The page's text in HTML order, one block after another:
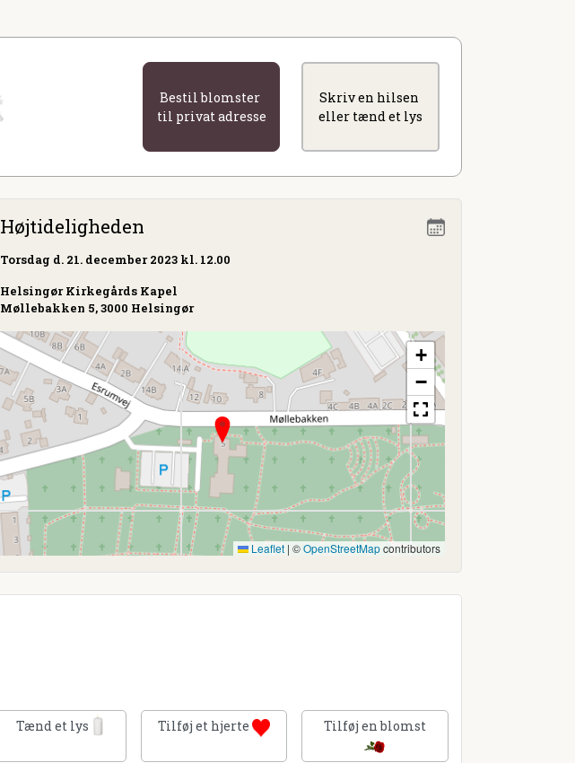
Bestil blomster
til privat adresse
Skriv en hilsen
eller tænd et lys
Højtideligheden
Torsdag d. 21. december 2023 kl. 12.00
Helsingør Kirkegårds Kapel
Møllebakken 5, 3000 Helsingør
+
−
Leaflet | ©OpenStreetMapcontributors
Tænd et lys Tilføj et hjerte Tilføj en blomst